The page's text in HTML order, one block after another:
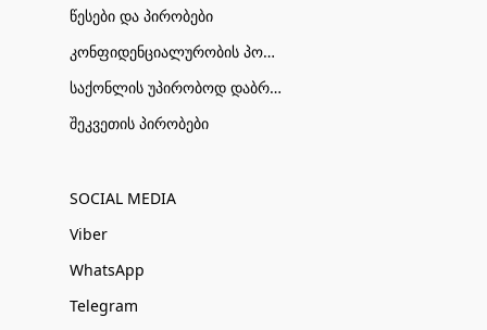
წესები და პირობები
კონფიდენციალურობის პოლიტიკა
საქონლის უპირობოდ დაბრუნების პირობები
შეკვეთის პირობები
SOCIAL MEDIA
Viber
WhatsApp
Telegram